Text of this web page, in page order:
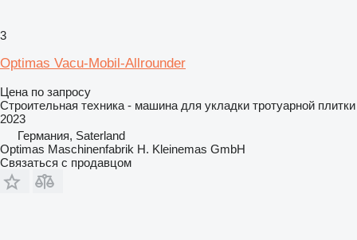
3
Optimas Vacu-Mobil-Allrounder
Цена по запросу
Строительная техника - машина для укладки тротуарной плитки
2023
Германия, Saterland
Optimas Maschinenfabrik H. Kleinemas GmbH
Связаться с продавцом